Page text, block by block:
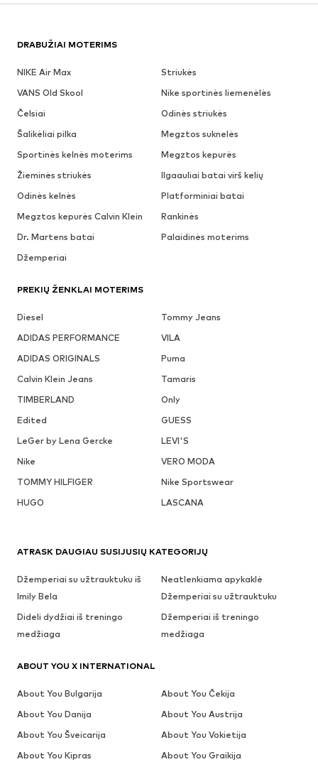
DRABUŽIAI MOTERIMS
NIKE Air Max
Striukės
VANS Old Skool
Nike sportinės liemenėlės
Čelsiai
Odinės striukės
Šalikėliai pilka
Megztos suknelės
Sportinės kelnės moterims
Megztos kepurės
Žieminės striukės
Ilgaauliai batai virš kelių
Odinės kelnės
Platforminiai batai
Megztos kepurės Calvin Klein
Rankinės
Dr. Martens batai
Palaidinės moterims
Džemperiai
PREKIŲ ŽENKLAI MOTERIMS
Diesel
Tommy Jeans
ADIDAS PERFORMANCE
VILA
ADIDAS ORIGINALS
Puma
Calvin Klein Jeans
Tamaris
TIMBERLAND
Only
Edited
GUESS
LeGer by Lena Gercke
LEVI'S
Nike
VERO MODA
TOMMY HILFIGER
Nike Sportswear
HUGO
LASCANA
ATRASK DAUGIAU SUSIJUSIŲ KATEGORIJŲ
Džemperiai su užtrauktuku iš
Imily Bela
Neatlenkiama apykaklė
Džemperiai su užtrauktuku
Dideli dydžiai iš treningo
medžiaga
Džemperiai iš treningo
medžiaga
ABOUT YOU X INTERNATIONAL
About You Bulgarija
About You Čekija
About You Danija
About You Austrija
About You Šveicarija
About You Vokietija
About You Kipras
About You Graikija